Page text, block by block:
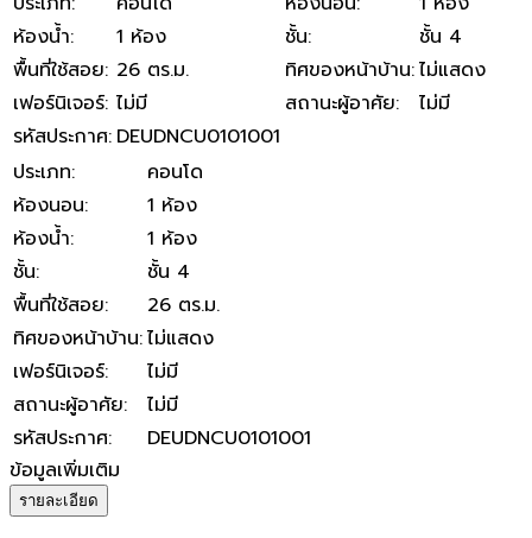
ห้องน้ำ: 1 ห้อง ชั้น:
ชั้น 4
พื้นที่ใช้สอย: 26 ตร.ม. ทิศของหน้าบ้าน:ไม่แสดง
เฟอร์นิเจอร์: ไม่มี สถานะผู้อาศัย:
ไม่มี
รหัสประกาศ: DEUDNCU0101001
ประเภท:
คอนโด
ห้องนอน:
1 ห้อง
ห้องน้ำ:
1 ห้อง
ชั้น:
ชั้น 4
พื้นที่ใช้สอย:
26 ตร.ม.
ทิศของหน้าบ้าน:ไม่แสดง
เฟอร์นิเจอร์:
ไม่มี
สถานะผู้อาศัย:
ไม่มี
รหัสประกาศ:
DEUDNCU0101001
ข้อมูลเพิ่มเติม
รายละเอียด